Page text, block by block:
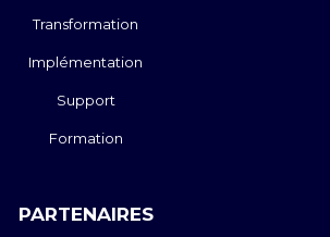
Transformation
Implémentation
Support
Formation
PARTENAIRES